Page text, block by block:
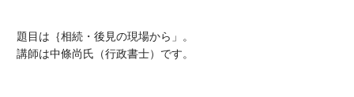
題目は｛相続・後見の現場から」。
講師は中條尚氏（行政書士）です。